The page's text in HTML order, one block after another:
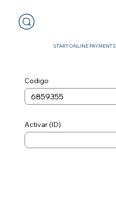
STARTONLINE PAYMENTS
Codigo
Activar (ID)